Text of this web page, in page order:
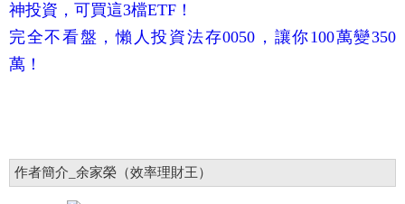
神投資，可買這3檔ETF！
完全不看盤，懶人投資法存0050，讓你100萬變350
萬！
作者簡介_余家榮（效率理財王）